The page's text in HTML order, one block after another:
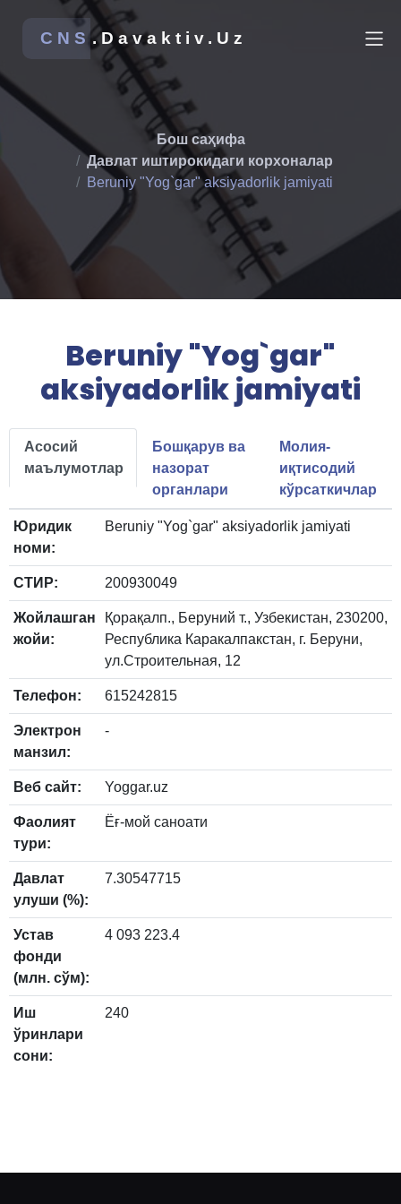
CNS.Davaktiv.Uz
Бош саҳифа
Давлат иштирокидаги корхоналар
Beruniy "Yog`gar" aksiyadorlik jamiyati
Beruniy "Yog`gar"
aksiyadorlik jamiyati
Асосий
маълумотлар
Бошқарув ва
назорат
органлари
Молия-
иқтисодий
кўрсаткичлар
Юридик
номи:
Beruniy "Yog`gar" aksiyadorlik jamiyati
СТИР: 200930049
Жойлашган
жойи:
Қорақалп., Беруний т., Узбекистан, 230200,
Республика Каракалпакстан, г. Беруни,
ул.Строительная, 12
Телефон: 615242815
Электрон
манзил:
-
Веб сайт: Yoggar.uz
Фаолият
тури:
Ёғ-мой саноати
Давлат
улуши (%):
7.30547715
Устав
фонди
(млн. сўм):
4 093 223.4
Иш
ўринлари
сони:
240